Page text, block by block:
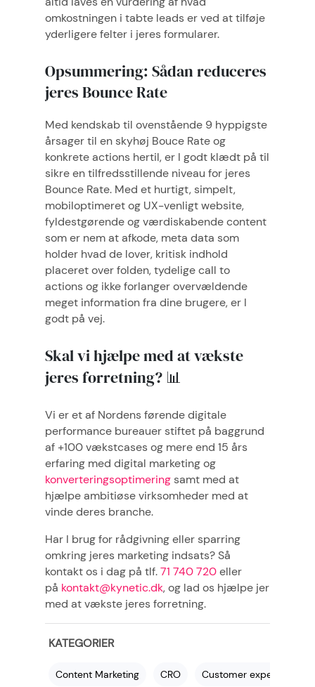
omkostningen i tabte leads er ved at tilføje
yderligere felter i jeres formularer.
Opsummering: Sådan reduceres
jeres Bounce Rate
Med kendskab til ovenstående 9 hyppigste
årsager til en skyhøj Bouce Rate og
konkrete actions hertil, er I godt klædt på til
sikre en tilfredsstillende niveau for jeres
Bounce Rate. Med et hurtigt, simpelt,
mobiloptimeret og UX-venligt website,
fyldestgørende og værdiskabende content
som er nem at afkode, meta data som
holder hvad de lover, kritisk indhold
placeret over folden, tydelige call to
actions og ikke forlanger overvældende
meget information fra dine brugere, er I
godt på vej.
Skal vi hjælpe med at vækste
jeres forretning? 📊
Vi er et af Nordens førende digitale
performance bureauer stiftet på baggrund
af +100 vækstcases og mere end 15 års
erfaring med digital marketing og
konverteringsoptimeringsamt med at
hjælpe ambitiøse virksomheder med at
vinde deres branche.
Har I brug for rådgivning eller sparring
omkring jeres marketing indsats? Så
kontakt os i dag på tlf.71 740 720eller
på kontakt@kynetic.dk, og lad os hjælpe jer
med at vækste jeres forretning.
KATEGORIER
Content Marketing CRO Customer experience